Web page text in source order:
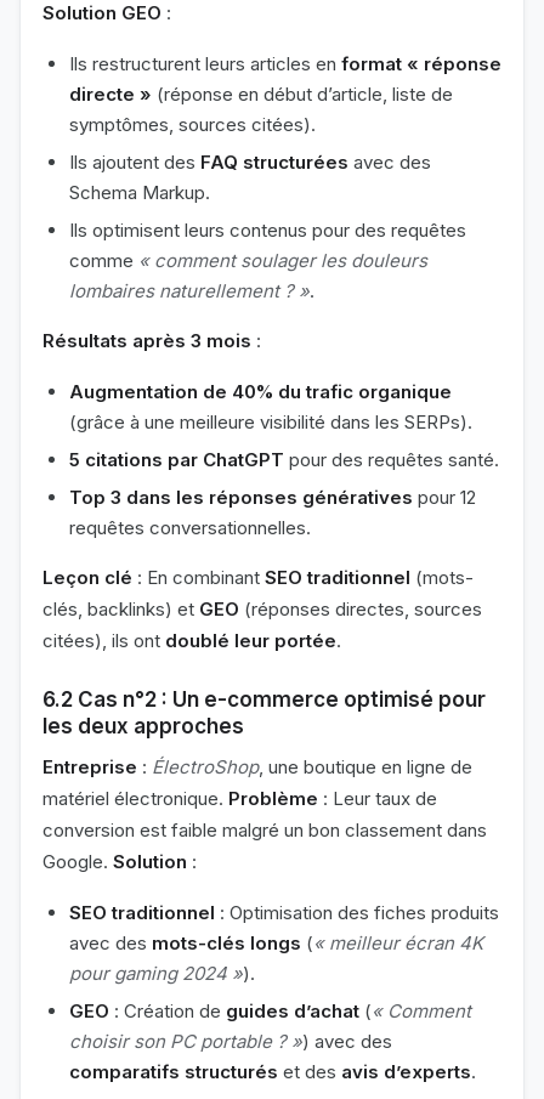
Solution GEO :
Ils restructurent leurs articles en format « réponse
directe » (réponse en début d’article, liste de
symptômes, sources citées).
Ils ajoutent des FAQ structurées avec des
Schema Markup.
Ils optimisent leurs contenus pour des requêtes
comme « comment soulager les douleurs
lombaires naturellement ? ».
Résultats après 3 mois :
Augmentation de 40% du trafic organique
(grâce à une meilleure visibilité dans les SERPs).
5 citations par ChatGPT pour des requêtes santé.
Top 3 dans les réponses génératives pour 12
requêtes conversationnelles.
Leçon clé : En combinant SEO traditionnel (mots-
clés, backlinks) et GEO (réponses directes, sources
citées), ils ont doublé leur portée.
6.2 Cas n°2 : Un e-commerce optimisé pour
les deux approches
Entreprise : ÉlectroShop, une boutique en ligne de
matériel électronique. Problème : Leur taux de
conversion est faible malgré un bon classement dans
Google. Solution :
SEO traditionnel : Optimisation des fiches produits
avec des mots-clés longs (« meilleur écran 4K
pour gaming 2024 »).
GEO : Création de guides d’achat (« Comment
choisir son PC portable ? ») avec des
comparatifs structurés et des avis d’experts.